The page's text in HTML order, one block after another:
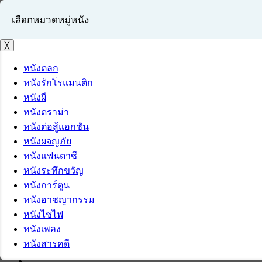
เข้าสู่ระบบ
สมัครสมาชิก
เลือกหมวดหมู่หนัง
╳
หนังตลก
หนังรักโรแมนติก
หนังผี
หนังดราม่า
หนังต่อสู้แอกชัน
หนังผจญภัย
หนังแฟนตาซี
หนังระทึกขวัญ
หนังการ์ตูน
หนังอาชญากรรม
หนังไซไฟ
หนังเพลง
หนังสารคดี